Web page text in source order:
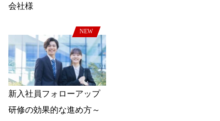
会社様
NEW
新入社員フォローアップ
研修の効果的な進め方～